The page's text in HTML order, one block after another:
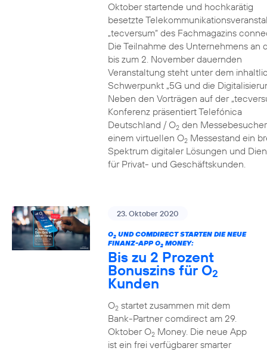
Oktober startende und hochkarätig
besetzte
„tecversum“ des Fachmagazins
Die Teilnahme des Unternehmens an
bis zum 2. November dauernden
Veranstaltung steht unter dem
Schwerpunkt „5G und die
Neben den Vorträgen auf der
Konferenz präsentiert Telefónica
Deutschland / O2den
einem virtuellen O2Messestand ein
Spektrum digitaler Lösungen und
für Privat- und Geschäftskunden.
23. Oktober 2020
O2UND COMDIRECT STARTEN DIE NEUE
FINANZ-APP O2MONEY:
Bis zu 2 Prozent
Bonuszins für O2
Kunden
O2startet zusammen mit dem
Bank-Partner comdirect am 29.
Oktober O2Money. Die neue App
ist ein frei verfügbarer smarter